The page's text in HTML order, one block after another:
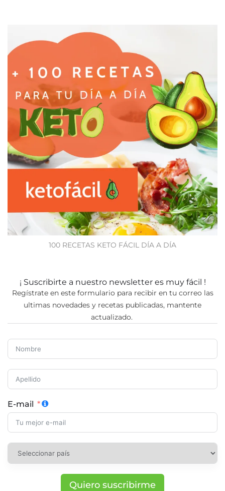
100 RECETAS KETO FÁCIL DÍA A DÍA
¡ Suscribirte a nuestro newsletter es muy fácil !
Regístrate en este formulario para recibir en tu correo las
ultimas novedades y recetas publicadas, mantente
actualizado.
E-mail
Quiero suscribirme